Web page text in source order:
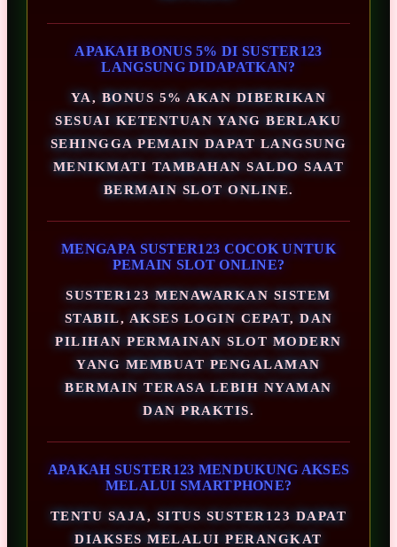
APAKAH BONUS 5% DI SUSTER123
LANGSUNG DIDAPATKAN?
YA, BONUS 5% AKAN DIBERIKAN
SESUAI KETENTUAN YANG BERLAKU
SEHINGGA PEMAIN DAPAT LANGSUNG
MENIKMATI TAMBAHAN SALDO SAAT
BERMAIN SLOT ONLINE.
MENGAPA SUSTER123 COCOK UNTUK
PEMAIN SLOT ONLINE?
SUSTER123 MENAWARKAN SISTEM
STABIL, AKSES LOGIN CEPAT, DAN
PILIHAN PERMAINAN SLOT MODERN
YANG MEMBUAT PENGALAMAN
BERMAIN TERASA LEBIH NYAMAN
DAN PRAKTIS.
APAKAH SUSTER123 MENDUKUNG AKSES
MELALUI SMARTPHONE?
TENTU SAJA, SITUS SUSTER123 DAPAT
DIAKSES MELALUI PERANGKAT